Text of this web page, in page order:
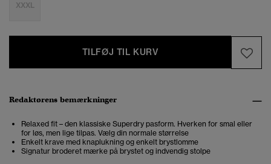
XXXL
TILFØJ TIL KURV
Redaktørens bemærkninger
Relaxed fit – den klassiske Superdry pasform. Hverken for smal eller
for løs, men lige tilpas. Vælg din normale størrelse
Enkelt krave med knaplukning og enkelt brystlomme
Signatur broderet mærke på brystet og indvendig stolpe